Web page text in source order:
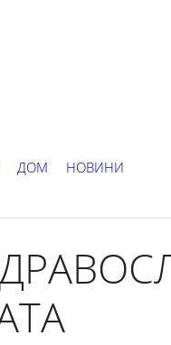
ДОМ НОВИНИ